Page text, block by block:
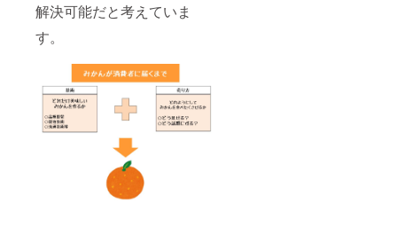
解決可能だと考えていま
す。